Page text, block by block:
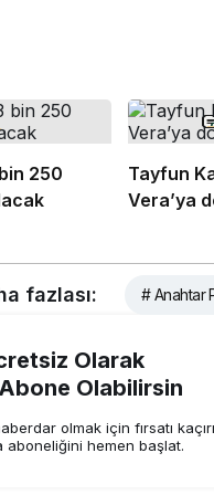
250
Tayfun
Vera’ya
fazlası: # Anahtar
Olarak
Olabilirsin
olmak için fırsatı
hemen başlat.